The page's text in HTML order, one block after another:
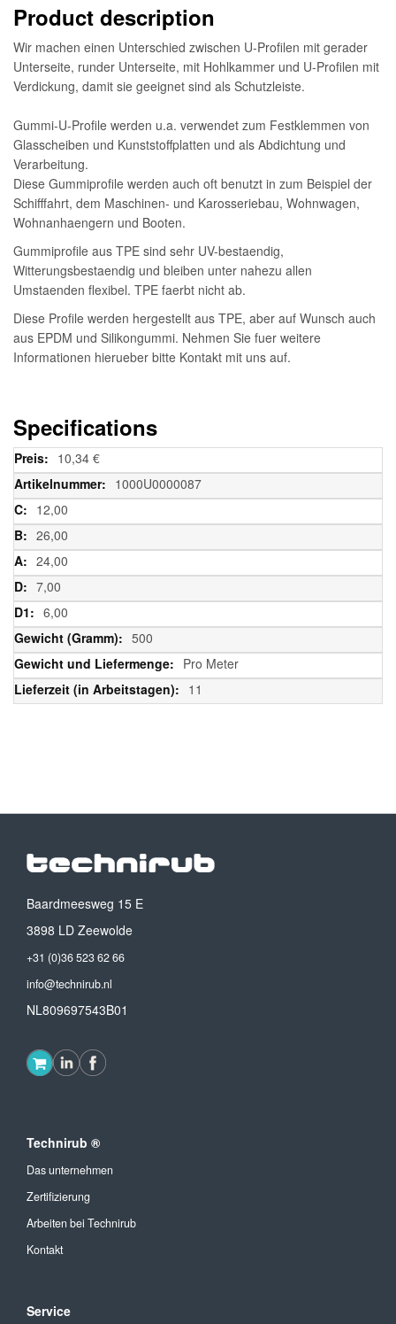
Product description
Wir machen einen Unterschied zwischen U-Profilen mit gerader
Unterseite, runder Unterseite, mit Hohlkammer und U-Profilen mit
Verdickung, damit sie geeignet sind als Schutzleiste.
Gummi-U-Profile werden u.a. verwendet zum Festklemmen von
Glasscheiben und Kunststoffplatten und als Abdichtung und
Verarbeitung.
Diese Gummiprofile werden auch oft benutzt in zum Beispiel der
Schifffahrt, dem Maschinen- und Karosseriebau, Wohnwagen,
Wohnanhaengern und Booten.
Gummiprofile aus TPE sind sehr UV-bestaendig,
Witterungsbestaendig und bleiben unter nahezu allen
Umstaenden flexibel. TPE faerbt nicht ab.
Diese Profile werden hergestellt aus TPE, aber auf Wunsch auch
aus EPDM und Silikongummi. Nehmen Sie fuer weitere
Informationen hierueber bitte Kontakt mit uns auf.
Specifications
Weitere
Informationen
10,34 €
1000U0000087
12,00
26,00
24,00
7,00
6,00
500
Pro Meter
11
Baardmeesweg 15 E
3898 LD Zeewolde
+31 (0)36 523 62 66
info@technirub.nl
NL809697543B01
Technirub ®
Das unternehmen
Zertifizierung
Arbeiten bei Technirub
Kontakt
Service